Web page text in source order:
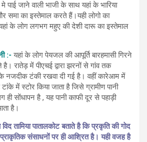
जाने वाली भाजी के साथ यहां के भारिया
का इस्तेमाल करते हैं।यही लोगो का
के लोग लगभग महुए की देशी दारू का इस्तेमाल
:-यहां के लोग पेयजल की आपूर्ति बारहमासी गिरने
रातेड़ में पीएचई द्वारा झरनों से गांव तक
के नजदीक टंकी रखवा दी गई है। वहीं कारेआम में
में स्टोर किया जाता है जिसे ग्रामीण पानी
सोंधापन है , यह पानी काफी दूर से पहाड़ी
है।
तामिया पातालकोट बताते है कि प्रकृति की गोद
संसाधनों पर ही आश्रित है। यही वजह है